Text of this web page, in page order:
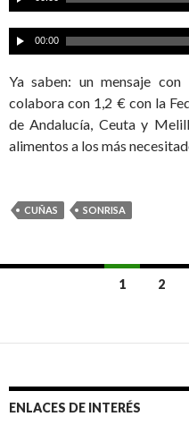
e
r
o
d
u
c
r
a
i
R
e
p
r
o
d
t
d
u
o
00:00
Ya saben: un mensaje con
colabora con 1,2 € con la
de Andalucía, Ceuta y
alimentos a los más
CUÑAS SONRISA
a
entradas
1 2
ENLACES DE INTERÉS